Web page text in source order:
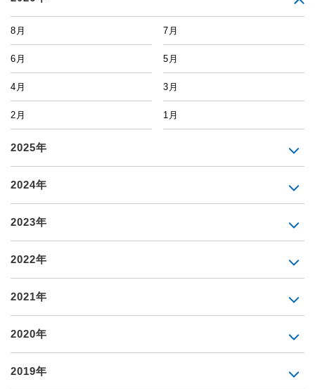
8月 7月
6月 5月
4月 3月
2月 1月
2025年
2024年
2023年
2022年
2021年
2020年
2019年